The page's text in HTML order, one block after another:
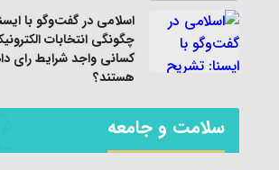
اسلامی در گفت‌وگو با
چگونگی انتخابات
کسانی واجد شرایط رای
هستند؟
سلامت و جامعه